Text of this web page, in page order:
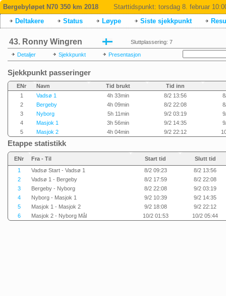
Bergebyløpet N70 350 km 2018 Starttidspunkt: torsdag 8. februar
Deltakere
Status Løype Siste sjekkpunkt
43. Ronny Wingren Sluttplassering: 7
Detaljer Sjekkpunkt Presentasjon
Sjekkpunkt passeringer
ENr Navn Tid brukt
Tid inn
1
Vadsø 1 4h 33min 8/2 13:56
2
Bergeby 4h 09min 8/2 22:08
3
Nyborg 5h 11min 9/2 03:19
4
Masjok 1 3h 56min 9/2 14:35
5
Masjok 2 4h 04min 9/2 22:12
Etappe statistikk
ENr Fra - Til Start tid
Slutt tid
1
Vadsø Start - Vadsø 1 8/2 09:23
8/2 13:56
2
Vadsø 1 - Bergeby 8/2 17:59
8/2 22:08
3
Bergeby - Nyborg 8/2 22:08
9/2 03:19
4
Nyborg - Masjok 1 9/2 10:39
9/2 14:35
5
Masjok 1 - Masjok 2 9/2 18:08
9/2 22:12
6
Masjok 2 - Nyborg Mål 10/2 01:53 10/2 05:44